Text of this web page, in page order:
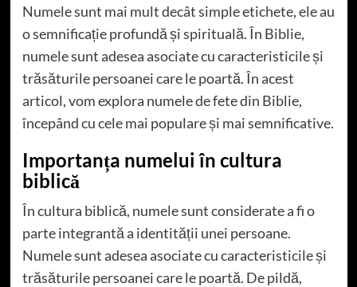
Numele sunt mai mult decât simple etichete, ele au
o semnificație profundă și spirituală. În Biblie,
numele sunt adesea asociate cu caracteristicile și
trăsăturile persoanei care le poartă. În acest
articol, vom explora numele de fete din Biblie,
începând cu cele mai populare și mai semnificative.
Importanța numelui în cultura
biblică
În cultura biblică, numele sunt considerate a fi o
parte integrantă a identității unei persoane.
Numele sunt adesea asociate cu caracteristicile și
trăsăturile persoanei care le poartă. De pildă,